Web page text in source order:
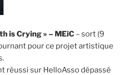
is Crying » – MEiC – sort (9
pour ce projet artistique
réussi sur HelloAsso dépassé